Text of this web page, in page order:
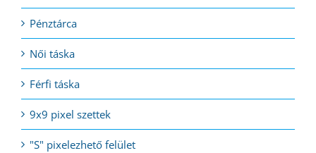
Pénztárca
Női táska
Férfi táska
9x9 pixel szettek
"S" pixelezhető felület